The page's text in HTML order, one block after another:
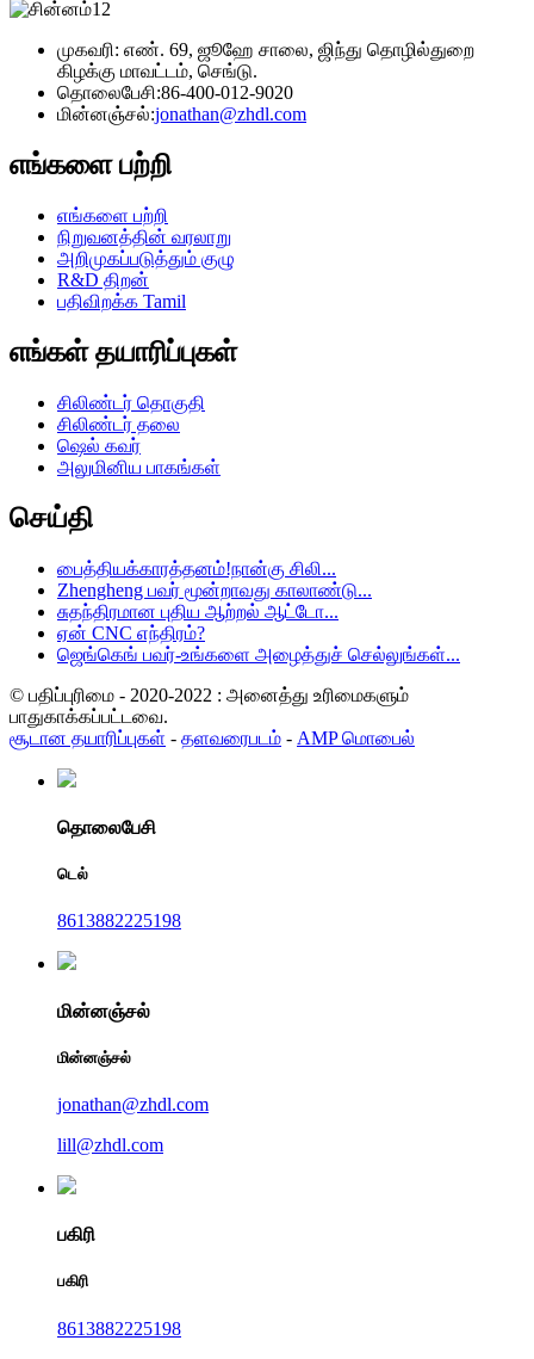
முகவரி: எண். 69, ஜூஹே சாலை, ஜிந்து தொழில்துறை
கிழக்கு மாவட்டம், செங்டு.
தொலைபேசி:86-400-012-9020
மின்னஞ்சல்:jonathan@zhdl.com
எங்களை பற்றி
எங்களை பற்றி
நிறுவனத்தின் வரலாறு
அறிமுகப்படுத்தும் குழு
R&D திறன்
பதிவிறக்க Tamil
எங்கள் தயாரிப்புகள்
சிலிண்டர் தொகுதி
சிலிண்டர் தலை
ஷெல் கவர்
அலுமினிய பாகங்கள்
செய்தி
பைத்தியக்காரத்தனம்!நான்கு சிலி...
Zhengheng பவர் மூன்றாவது காலாண்டு...
சுதந்திரமான புதிய ஆற்றல் ஆட்டோ...
ஏன் CNC எந்திரம்?
ஜெங்கெங் பவர்-உங்களை அழைத்துச் செல்லுங்கள்...
© பதிப்புரிமை - 2020-2022 : அனைத்து உரிமைகளும்
பாதுகாக்கப்பட்டவை.
சூடான தயாரிப்புகள் - தளவரைபடம் - AMP மொபைல்
தொலைபேசி
டெல்
8613882225198
மின்னஞ்சல்
மின்னஞ்சல்
jonathan@zhdl.com
lill@zhdl.com
பகிரி
பகிரி
8613882225198